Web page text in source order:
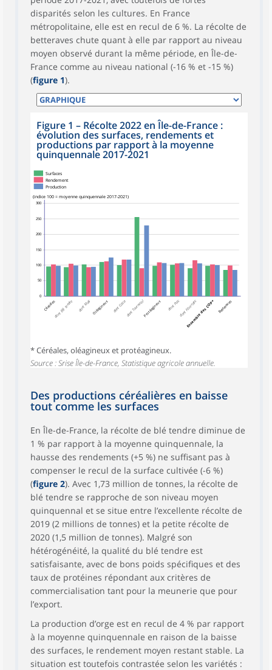
disparités selon les cultures. En France
métropolitaine, elle est en recul de 6 %. La récolte de
betteraves chute quant à elle par rapport au niveau
moyen observé durant la même période, en Île-de-
France comme au niveau national (-16 % et -15 %)
(figure 1).
Figure 1 – Récolte 2022 en Île-de-France :
évolution des surfaces, rendements et
productions par rapport à la moyenne
quinquennale 2017-2021
0
50
100
150
200
250
300
(indice 100 = moyenne quinquennale 2017-2021)
Céréalesdont Blé tendre dont Maïs Oléagineux dont Colzadont TournesolProtéagineux dont Poisdont Féveroles
Ensemble des COP* Betteraves
Surfaces
Rendement
Production
* Céréales, oléagineux et protéagineux.
Source : Srise Île-de-France, Statistique agricole annuelle.
Des productions céréalières en baisse
tout comme les surfaces
En Île-de-France, la récolte de blé tendre diminue de
1 % par rapport à la moyenne quinquennale, la
hausse des rendements (+5 %) ne suffisant pas à
compenser le recul de la surface cultivée (-6 %)
(figure 2). Avec 1,73 million de tonnes, la récolte de
blé tendre se rapproche de son niveau moyen
quinquennal et se situe entre l’excellente récolte de
2019 (2 millions de tonnes) et la petite récolte de
2020 (1,5 million de tonnes). Malgré son
hétérogénéité, la qualité du blé tendre est
satisfaisante, avec de bons poids spécifiques et des
taux de protéines répondant aux critères de
commercialisation tant pour la meunerie que pour
l’export.
La production d’orge est en recul de 4 % par rapport
à la moyenne quinquennale en raison de la baisse
des surfaces, le rendement moyen restant stable. La
situation est toutefois contrastée selon les variétés :